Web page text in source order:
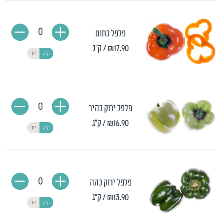
פלפל כתום
₪17.90 / ק"ג ק"ג יח'
0
פלפל ירוק בהיר
₪16.90/ ק"ג ק"ג יח'
0
פלפל ירוק כהה
₪13.90/ ק"ג ק"ג יח'
0